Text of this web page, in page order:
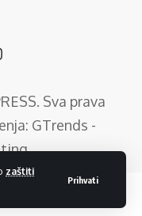
zaštiti
Prihvati
. Sva prava
GTrends -
.